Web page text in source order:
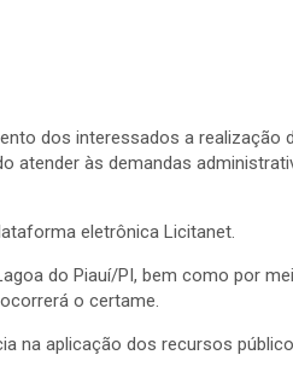
dos interessados a realização
atender às demandas
eletrônica Licitanet.
do Piauí/PI, bem como por
o certame.
na aplicação dos recursos